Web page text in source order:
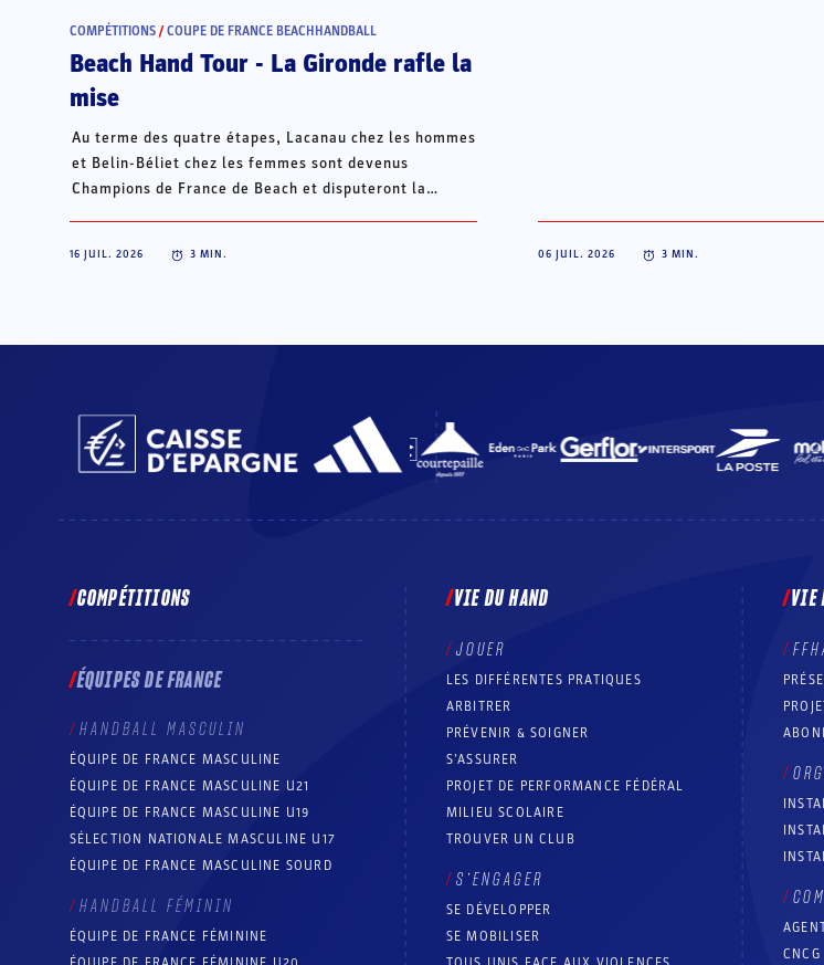
COMPÉTITIONS /COUPE DE FRANCE BEACHHANDBALL
Beach Hand Tour - La Gironde rafle la
mise
Au terme des quatre étapes, Lacanau chez les hommes
et Belin-Béliet chez les femmes sont devenus
Champions de France de Beach et disputeront la
16 JUIL. 2026 3 MIN. 06 JUIL. 2026 3 MIN.
COMPÉTITIONS
ÉQUIPES DE FRANCE
HANDBALL MASCULIN
ÉQUIPE DE FRANCE MASCULINE
ÉQUIPE DE FRANCE MASCULINE U21
ÉQUIPE DE FRANCE MASCULINE U19
SÉLECTION NATIONALE MASCULINE U17
ÉQUIPE DE FRANCE MASCULINE SOURD
HANDBALL FÉMININ
ÉQUIPE DE FRANCE FÉMININE
VIE DU HAND
JOUER
LES DIFFÉRENTES PRATIQUES
ARBITRER
PRÉVENIR & SOIGNER
S’ASSURER
PROJET DE PERFORMANCE FÉDÉRAL
MILIEU SCOLAIRE
TROUVER UN CLUB
S’ENGAGER
SE DÉVELOPPER
SE MOBILISER
VIE
CNCG